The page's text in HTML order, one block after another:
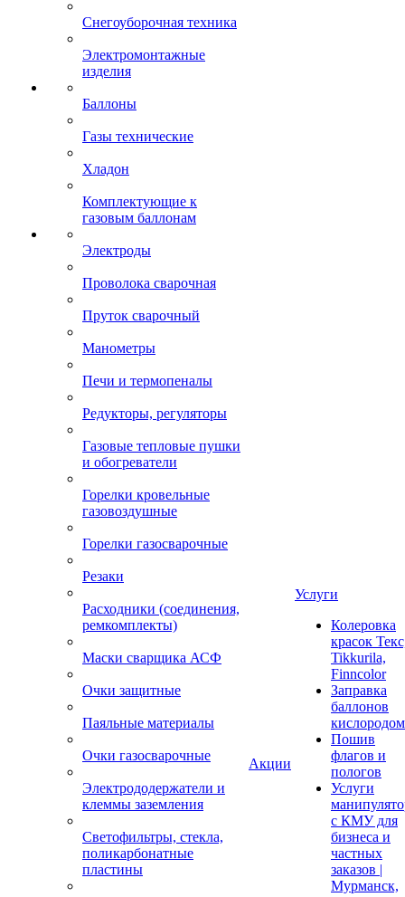
Снегоуборочная техника
Электромонтажные
изделия
Баллоны
Газы технические
Хладон
Комплектующие к
газовым баллонам
Электроды
Проволока сварочная
Пруток сварочный
Манометры
Печи и термопеналы
Редукторы, регуляторы
Газовые тепловые пушки
и обогреватели
Горелки кровельные
газовоздушные
Горелки газосварочные
Резаки
Расходники (соединения,
ремкомплекты)
Маски сварщика АСФ
Очки защитные
Паяльные материалы
Очки газосварочные
Электрододержатели и
клеммы заземления
Светофильтры, стекла,
поликарбонатные
пластины
Акции
Услуги
Колеровка
красок
Tikkurila,
Finncolor
Заправка
баллонов
кислородом
Пошив
флагов и
пологов
Услуги
с КМУ для
бизнеса и
частных
заказов |
Мурманск,